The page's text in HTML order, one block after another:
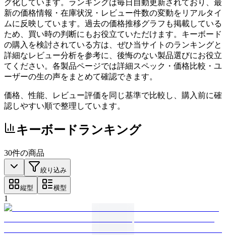
グ化しています。ランキングは毎日自動更新されており、最
新の価格情報・在庫状況・レビュー件数の変動をリアルタイ
ムに反映しています。過去の価格推移グラフも掲載している
ため、買い時の判断にもお役立ていただけます。キーボード
の購入を検討されている方は、ぜひ当サイトのランキングと
詳細なレビュー分析を参考に、後悔のない製品選びにお役立
てください。各製品ページでは詳細スペック・価格比較・ユ
ーザーの生の声をまとめて確認できます。
価格、性能、レビュー評価を同じ基準で比較し、購入前に確
認しやすい順で整理しています。
キーボードランキング
30件の商品
絞り込み
縦型 横型
1